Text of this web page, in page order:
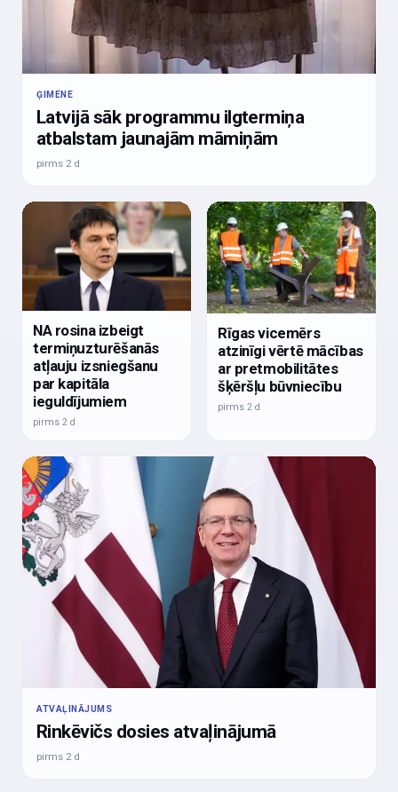
ĢIMENE
Latvijā sāk programmu ilgtermiņa
atbalstam jaunajām māmiņām
pirms 2 d
NA rosina izbeigt
termiņuzturēšanās
atļauju izsniegšanu
par kapitāla
ieguldījumiem
pirms 2 d
Rīgas vicemērs
atzinīgi vērtē mācības
ar pretmobilitātes
šķēršļu būvniecību
pirms 2 d
ATVAĻINĀJUMS
Rinkēvičs dosies atvaļinājumā
pirms 2 d